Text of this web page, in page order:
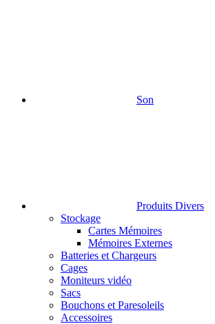
Son
Produits Divers
Stockage
Cartes Mémoires
Mémoires Externes
Batteries et Chargeurs
Cages
Moniteurs vidéo
Sacs
Bouchons et Paresoleils
Accessoires